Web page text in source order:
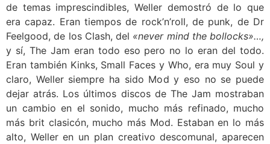
de temas imprescindibles, Weller demostró de lo que
era capaz. Eran tiempos de rock’n’roll, de punk, de Dr
Feelgood, de los Clash, del «never mind the bollocks»…,
y sí, The Jam eran todo eso pero no lo eran del todo.
Eran también Kinks, Small Faces y Who, era muy Soul y
claro, Weller siempre ha sido Mod y eso no se puede
dejar atrás. Los últimos discos de The Jam mostraban
un cambio en el sonido, mucho más refinado, mucho
más brit clasicón, mucho más Mod. Estaban en lo más
alto, Weller en un plan creativo descomunal, aparecen